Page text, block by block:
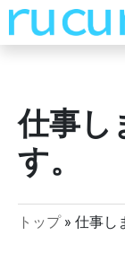
仕事し
す。
トップ» 仕事し